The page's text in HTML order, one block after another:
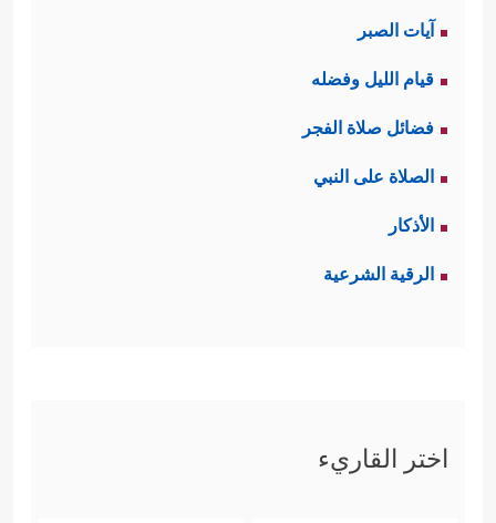
آيات الصبر
قيام الليل وفضله
فضائل صلاة الفجر
الصلاة على النبي
الأذكار
الرقية الشرعية
اختر القاريء